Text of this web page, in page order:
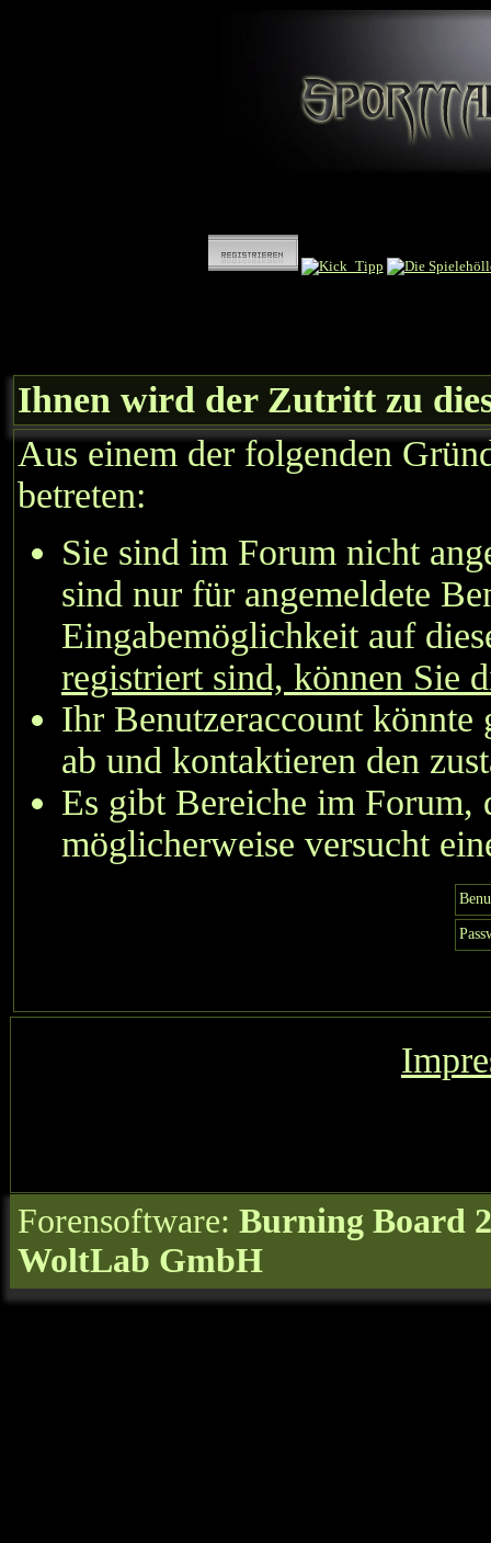
Ihnen wird der Zutritt zu
Aus einem der folgenden
betreten:
Sie sind im Forum nicht
sind nur für angemeldete
Eingabemöglichkeit auf
registriert sind, können Sie
Ihr Benutzeraccount könnte
ab und kontaktieren den
Es gibt Bereiche im Forum,
möglicherweise versucht
Forensoftware: Burning Board
WoltLab GmbH